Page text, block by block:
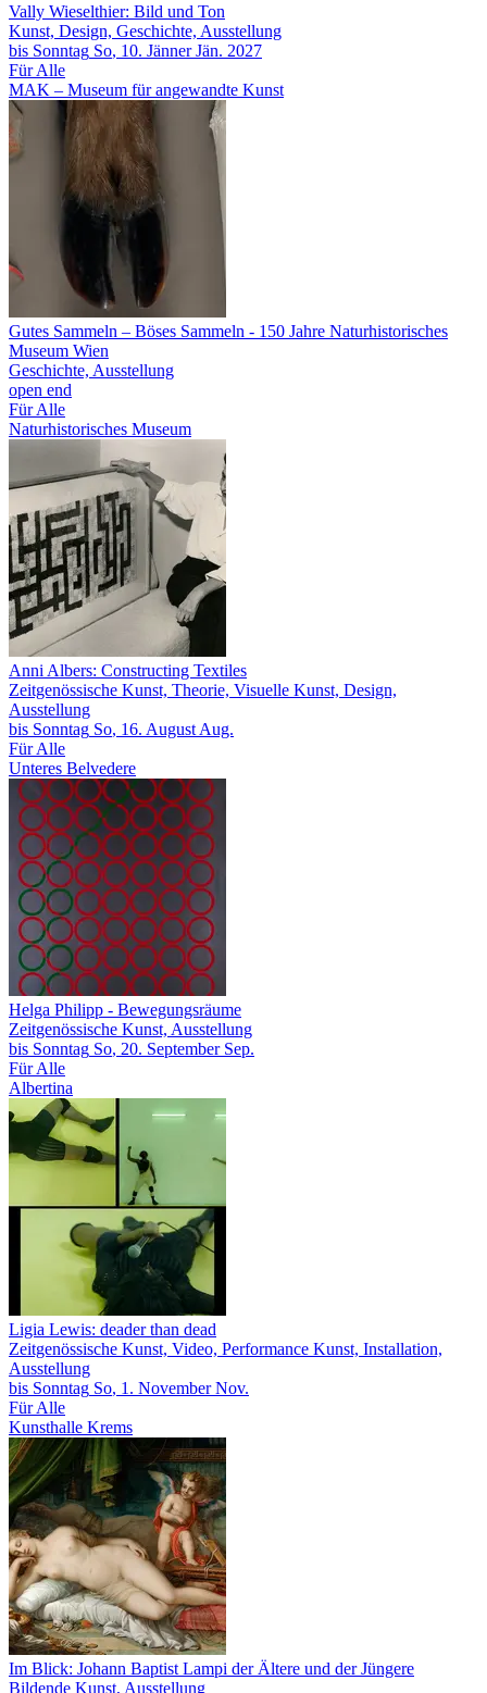
Vally Wieselthier: Bild und Ton
Kunst, Design, Geschichte, Ausstellung
bis Sonntag So, 10. Jänner Jän. 2027
Für Alle
MAK – Museum für angewandte Kunst
Gutes Sammeln – Böses Sammeln - 150 Jahre Naturhistorisches
Museum Wien
Geschichte, Ausstellung
open end
Für Alle
Naturhistorisches Museum
Anni Albers: Constructing Textiles
Zeitgenössische Kunst, Theorie, Visuelle Kunst, Design,
Ausstellung
bis Sonntag So, 16. August Aug.
Für Alle
Unteres Belvedere
Helga Philipp - Bewegungsräume
Zeitgenössische Kunst, Ausstellung
bis Sonntag So, 20. September Sep.
Für Alle
Albertina
Ligia Lewis: deader than dead
Zeitgenössische Kunst, Video, Performance Kunst, Installation,
Ausstellung
bis Sonntag So, 1. November Nov.
Für Alle
Kunsthalle Krems
Im Blick: Johann Baptist Lampi der Ältere und der Jüngere
Bildende Kunst, Ausstellung